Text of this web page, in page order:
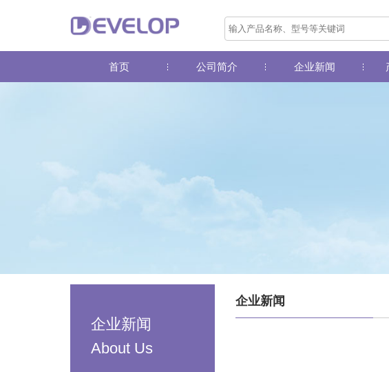
首页 公司简介 企业新闻
企业新闻
About Us
企业新闻